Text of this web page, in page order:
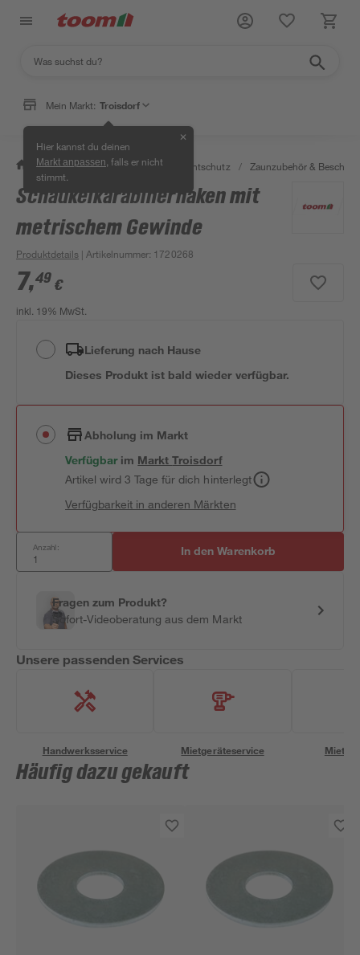
Mein Markt: Troisdorf
Hier kannst du deinen
Markt anpassen , falls er nicht
stimmt.
✕
/ Garten & Freizeit / Zäune & Sichtschutz / Zaunzubehör &
Schaukelkarabinerhaken mit
metrischem Gewinde
Produktdetails | Artikelnummer: 1720268
7,49 €
inkl. 19% MwSt.
Lieferung nach Hause
Dieses Produkt ist bald wieder verfügbar.
Abholung im Markt
Verfügbar im MarktTroisdorf
Artikel wird 3 Tage für dich hinterlegt
Verfügbarkeit in anderen Märkten
Anzahl: In den Warenkorb
Fragen zum Produkt?
Sofort-Videoberatung aus dem Markt
Unsere passenden Services
Handwerksservice Mietgeräteservice
Häufig dazu gekauft